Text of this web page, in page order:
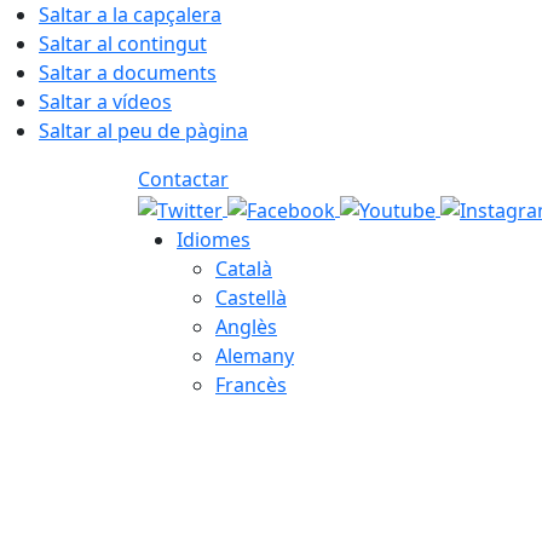
Saltar a la capçalera
Saltar al contingut
Saltar a documents
Saltar a vídeos
Saltar al peu de pàgina
Contactar
Idiomes
Català
Castellà
Anglès
Alemany
Francès